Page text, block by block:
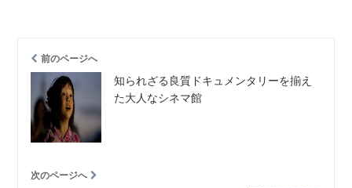
前のページへ
知られざる良質ドキュメンタリーを揃え
た大人なシネマ館
次のページへ